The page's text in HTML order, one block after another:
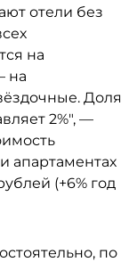
отели без
на
на
Доля
2%", —
апартаментах
(+6% год
по